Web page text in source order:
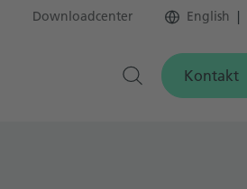
Downloadcenter English
Kontakt